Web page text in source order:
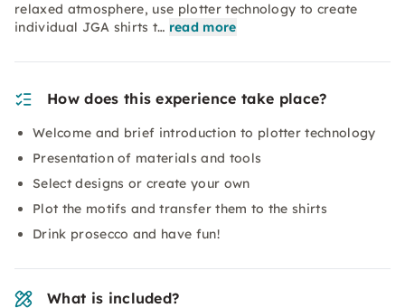
relaxed atmosphere, use plotter technology to create
individual JGA shirts t… read more
How does this experience take place?
Welcome and brief introduction to plotter technology
Presentation of materials and tools
Select designs or create your own
Plot the motifs and transfer them to the shirts
Drink prosecco and have fun!
What is included?